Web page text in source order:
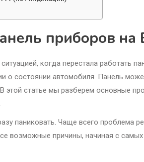
приборов
когда перестала работать
о состоянии автомобиля. Панель
этой статье мы разберем основные
паниковать. Чаще всего проблема
возможные причины, начиная с